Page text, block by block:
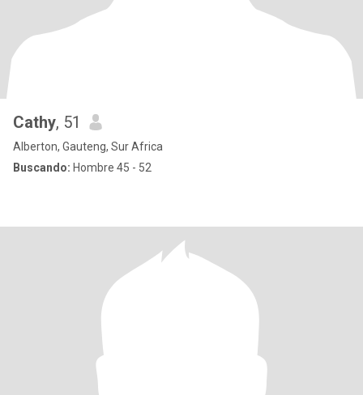
Cathy, 51
Alberton, Gauteng, Sur Africa
Buscando: Hombre 45 - 52